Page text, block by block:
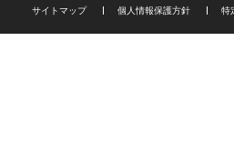
サイトマップ 個人情報保護方針 特